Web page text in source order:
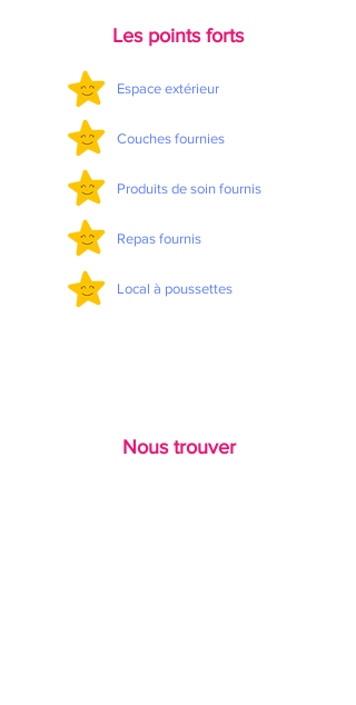
Les points forts
Espace extérieur
Couches fournies
Produits de soin fournis
Repas fournis
Local à poussettes
Nous trouver